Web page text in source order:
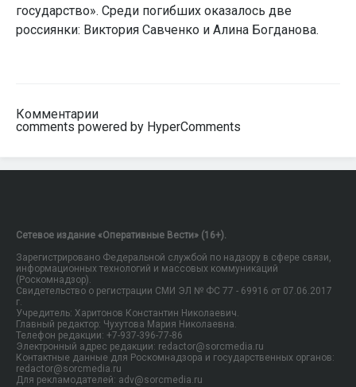
государство». Среди погибших оказалось две
россиянки: Виктория Савченко и Алина Богданова.
Комментарии
comments powered by HyperComments
Сетевое издание «Оперативные Вести» (16+).
Зарегистрировано Федеральной службой по надзору в сфере связи,
информационных технологий и массовых коммуникаций
(Роскомнадзор).
Свидетельство о регистрации СМИ ЭЛ № ФС 77 - 69916 от 07.06.2017
г.
Учредитель: Харитонов Константин Николаевич.
Главный редактор: Чухутова Мария Николаевна.
Телефон редакции: +7-937-396-77-86
Электронный адрес редакции: redactor@sorcmedia.ru
Контактные данные для Роскомнадзора и государственных органов:
redactor@sorcmedia.ru
Для рекламодателей: adv@sorcmedia.ru